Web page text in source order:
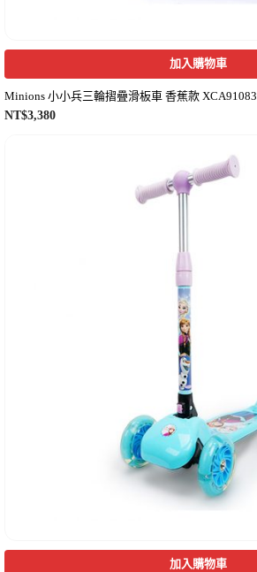
加入購物車
Minions 小小兵三輪摺疊滑板車 香蕉款 XCA91083
NT$3,380
加入購物車